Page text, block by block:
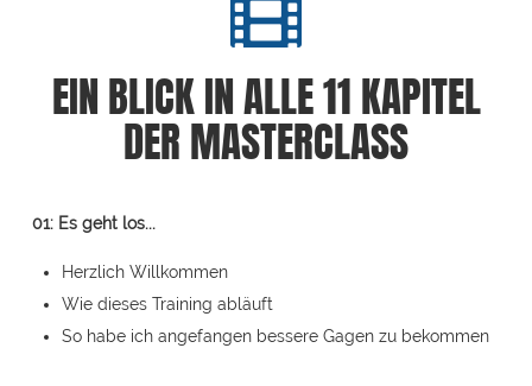
EIN BLICK IN ALLE 11 KAPITEL
DER MASTERCLASS
01: Es geht los...
Herzlich Willkommen
Wie dieses Training abläuft
So habe ich angefangen bessere Gagen zu bekommen